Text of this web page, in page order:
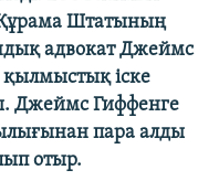
Штатының
адвокат Джеймс
қылмыстық іске
Джеймс Гиффенге
пара алды
отыр.